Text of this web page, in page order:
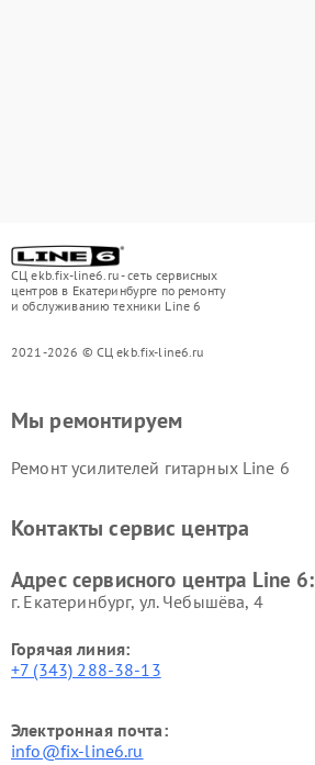
СЦ ekb.fix-line6.ru - сеть сервисных
центров в Екатеринбурге по ремонту
и обслуживанию техники Line 6
2021-2026 © СЦ ekb.fix-line6.ru
Мы ремонтируем
Ремонт усилителей гитарных Line 6
Контакты сервис центра
Адрес сервисного центра Line 6:
г. Екатеринбург, ул. Чебышёва, 4
Горячая линия:
+7 (343) 288-38-13
Электронная почта:
info@fix-line6.ru